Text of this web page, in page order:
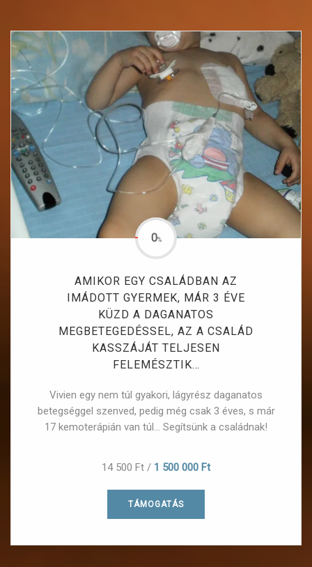
AMIKOR EGY CSALÁDBAN AZ
IMÁDOTT GYERMEK, MÁR 3 ÉVE
KÜZD A DAGANATOS
MEGBETEGEDÉSSEL, AZ A CSALÁD
KASSZÁJÁT TELJESEN
FELEMÉSZTIK…
Vivien egy nem túl gyakori, lágyrész daganatos
betegséggel szenved, pedig még csak 3 éves, s már
17 kemoterápián van túl... Segítsünk a családnak!
0%
14 500 Ft / 1 500 000 Ft
TÁMOGATÁS